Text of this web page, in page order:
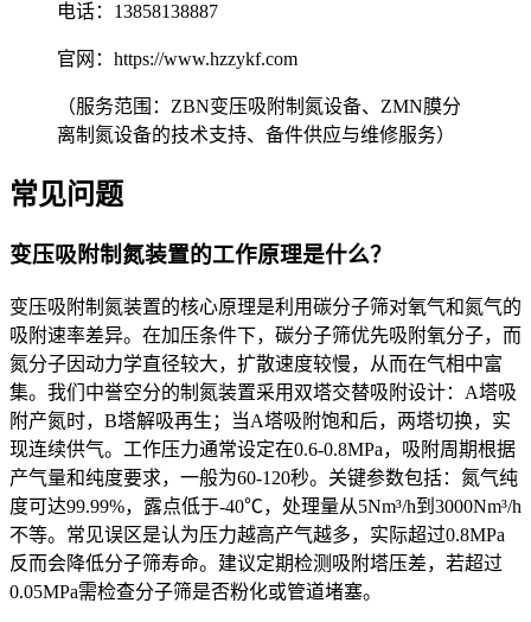
电话：13858138887
官网：https://www.hzzykf.com
（服务范围：ZBN变压吸附制氮设备、ZMN膜分
离制氮设备的技术支持、备件供应与维修服务）
常见问题
变压吸附制氮装置的工作原理是什么？
变压吸附制氮装置的核心原理是利用碳分子筛对氧气和氮气的
吸附速率差异。在加压条件下，碳分子筛优先吸附氧分子，而
氮分子因动力学直径较大，扩散速度较慢，从而在气相中富
集。我们中誉空分的制氮装置采用双塔交替吸附设计：A塔吸
附产氮时，B塔解吸再生；当A塔吸附饱和后，两塔切换，实
现连续供气。工作压力通常设定在0.6-0.8MPa，吸附周期根据
产气量和纯度要求，一般为60-120秒。关键参数包括：氮气纯
度可达99.99%，露点低于-40℃，处理量从5Nm³/h到3000Nm³/h
不等。常见误区是认为压力越高产气越多，实际超过0.8MPa
反而会降低分子筛寿命。建议定期检测吸附塔压差，若超过
0.05MPa需检查分子筛是否粉化或管道堵塞。